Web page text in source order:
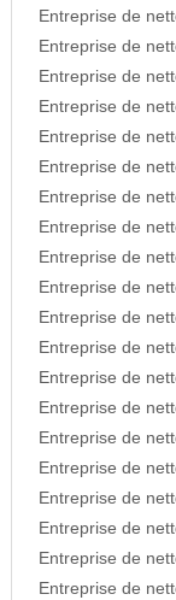
Entreprise de
Entreprise de
Entreprise de
Entreprise de
Entreprise de
Entreprise de
Entreprise de
Entreprise de
Entreprise de
Entreprise de
Entreprise de
Entreprise de
Entreprise de
Entreprise de
Entreprise de
Entreprise de
Entreprise de
Entreprise de
Entreprise de
Entreprise de